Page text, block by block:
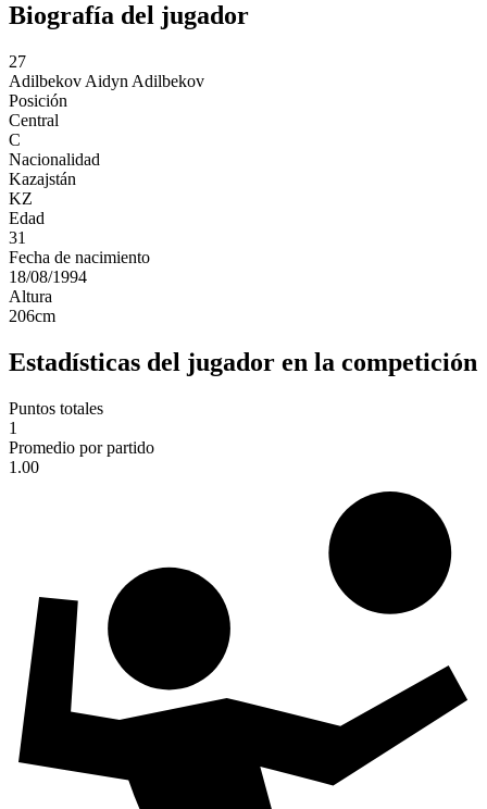
Biografía del jugador
27
Adilbekov Aidyn Adilbekov
Posición
Central
C
Nacionalidad
Kazajstán
KZ
Edad
31
Fecha de nacimiento
18/08/1994
Altura
206cm
Estadísticas del jugador en la competición
Puntos totales
1
Promedio por partido
1.00